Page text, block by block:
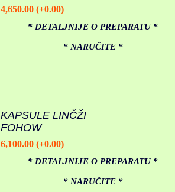
4,650.00 (+0.00)
* DETALJNIJE O PREPARATU *
* NARUČITE *
KAPSULE LINČŽI
FOHOW
6,100.00 (+0.00)
* DETALJNIJE O PREPARATU *
* NARUČITE *